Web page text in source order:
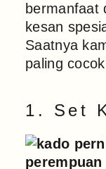
bermanfaat
kesan
Saatnya
paling
1. Set